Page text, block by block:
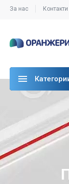
За нас Контакти